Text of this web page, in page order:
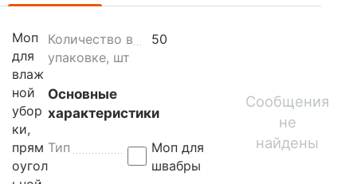
Моп
для
влаж
ной
убор
ки,
прям
оугол
Количество в
упаковке, шт
50
Основные
характеристики
Тип
Моп для
швабры
Сообщения
не
найдены